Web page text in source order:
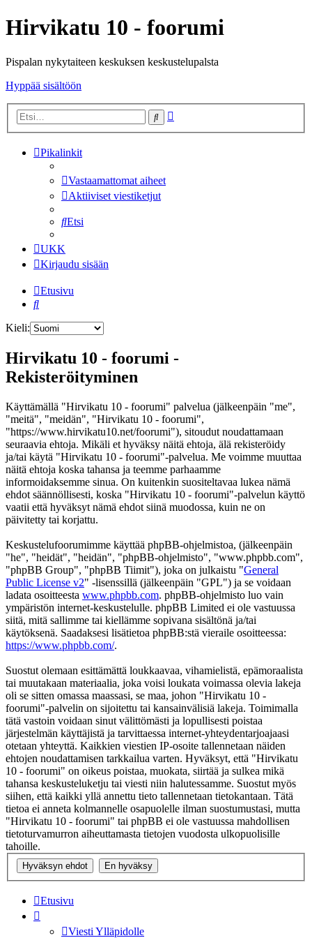
Hirvikatu 10 - foorumi
Pispalan nykytaiteen keskuksen keskustelupalsta
Hyppää sisältöön
Etsi
Pikalinkit
Vastaamattomat aiheet
Aktiiviset viestiketjut
Etsi
UKK
Kirjaudu sisään
Etusivu
Etsi
Kieli:
Hirvikatu 10 - foorumi -
Rekisteröityminen
Käyttämällä "Hirvikatu 10 - foorumi" palvelua (jälkeenpäin "me",
"meitä", "meidän", "Hirvikatu 10 - foorumi",
"https://www.hirvikatu10.net/foorumi"), sitoudut noudattamaan
seuraavia ehtoja. Mikäli et hyväksy näitä ehtoja, älä rekisteröidy
ja/tai käytä "Hirvikatu 10 - foorumi"-palvelua. Me voimme muuttaa
näitä ehtoja koska tahansa ja teemme parhaamme
informoidaksemme sinua. On kuitenkin suositeltavaa lukea nämä
ehdot säännöllisesti, koska "Hirvikatu 10 - foorumi"-palvelun käyttö
vaatii että hyväksyt nämä ehdot siinä muodossa, kuin ne on
päivitetty tai korjattu.
Keskustelufoorumimme käyttää phpBB-ohjelmistoa, (jälkeenpäin
"he", "heidät", "heidän", "phpBB-ohjelmisto", "www.phpbb.com",
"phpBB Group", "phpBB Tiimit"), joka on julkaistu "General
Public License v2" -lisenssillä (jälkeenpäin "GPL") ja se voidaan
ladata osoitteesta www.phpbb.com. phpBB-ohjelmisto luo vain
ympäristön internet-keskustelulle. phpBB Limited ei ole vastuussa
siitä, mitä sallimme tai kiellämme sopivana sisältönä ja/tai
käytöksenä. Saadaksesi lisätietoa phpBB:stä vieraile osoitteessa:
https://www.phpbb.com/.
Suostut olemaan esittämättä loukkaavaa, vihamielistä, epämoraalista
tai muutakaan materiaalia, joka voisi loukata voimassa olevia lakeja
oli se sitten omassa maassasi, se maa, johon "Hirvikatu 10 -
foorumi"-palvelin on sijoitettu tai kansainvälisiä lakeja. Toimimalla
tätä vastoin voidaan sinut välittömästi ja lopullisesti poistaa
järjestelmän käyttäjistä ja tarvittaessa internet-yhteydentarjoajaasi
otetaan yhteyttä. Kaikkien viestien IP-osoite tallennetaan näiden
ehtojen noudattamisen tarkkailua varten. Hyväksyt, että "Hirvikatu
10 - foorumi" on oikeus poistaa, muokata, siirtää ja sulkea mikä
tahansa keskusteluketju tai viesti niin halutessamme. Suostut myös
siihen, että kaikki yllä annettu tieto tallennetaan tietokantaan. Tätä
tietoa ei anneta kolmannelle osapuolelle ilman suostumustasi, mutta
"Hirvikatu 10 - foorumi" tai phpBB ei ole vastuussa mahdollisen
tietoturvamurron aiheuttamasta tietojen vuodosta ulkopuolisille
tahoille.
Etusivu
Viesti Ylläpidolle